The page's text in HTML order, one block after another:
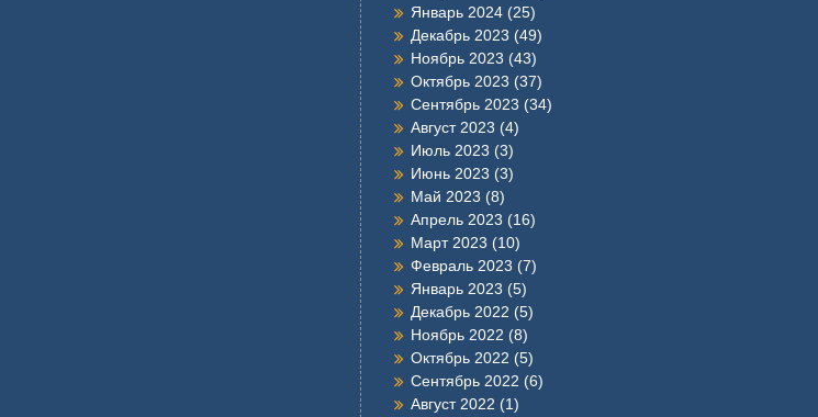
Январь 2024 (25)
Декабрь 2023 (49)
Ноябрь 2023 (43)
Октябрь 2023 (37)
Сентябрь 2023 (34)
Август 2023 (4)
Июль 2023 (3)
Июнь 2023 (3)
Май 2023 (8)
Апрель 2023 (16)
Март 2023 (10)
Февраль 2023 (7)
Январь 2023 (5)
Декабрь 2022 (5)
Ноябрь 2022 (8)
Октябрь 2022 (5)
Сентябрь 2022 (6)
Август 2022 (1)